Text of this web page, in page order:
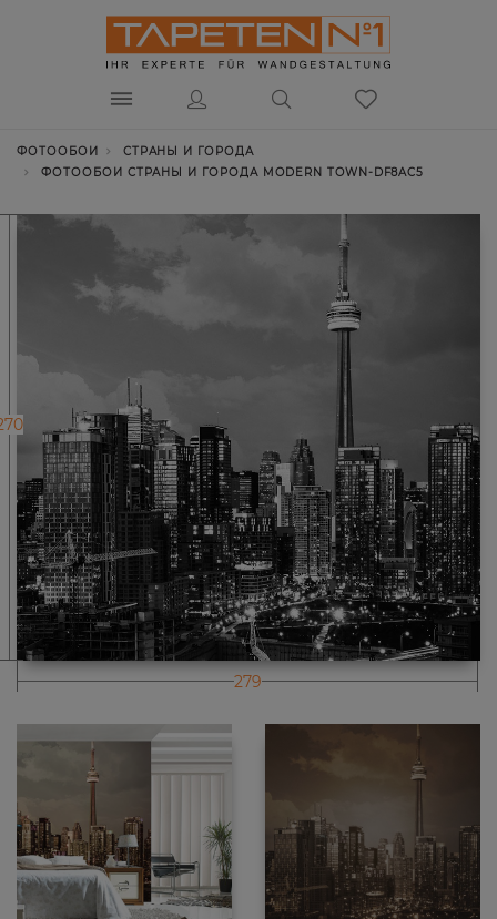
ФОТООБОИ
СТРАНЫ И ГОРОДА
ФОТООБОИ СТРАНЫ И ГОРОДА MODERN TOWN-DF8AC5
279